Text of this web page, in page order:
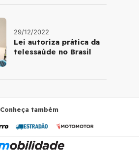
29/12/2022
Lei autoriza prática da
telessaúde no Brasil
Conheça também